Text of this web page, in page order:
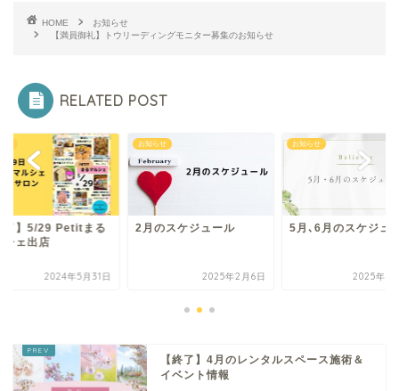
HOME
お知らせ
【満員御礼】トウリーディングモニター募集のお知らせ
RELATED POST
了】5/29 Petitまる
シェ出店
2024年5月31日
お知らせ
2月のスケジュール
2025年2月6日
お知らせ
5月､6月のスケジュ
2025年6
【終了】4月のレンタルスペース施術＆
イベント情報